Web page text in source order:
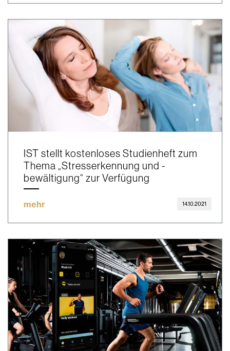
IST stellt kostenloses Studienheft zum
Thema „Stresserkennung und -
bewältigung“ zur Verfügung
mehr 14.10.2021